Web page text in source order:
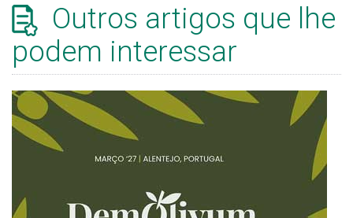
Outros artigos que lhe
podem interessar